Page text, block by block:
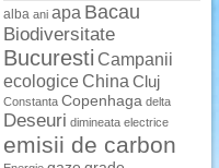
alba ani apa Bacau
Biodiversitate
Bucuresti Campanii
ecologiceChina Cluj
Constanta Copenhaga delta
Deseuri dimineata electrice
emisii de carbon